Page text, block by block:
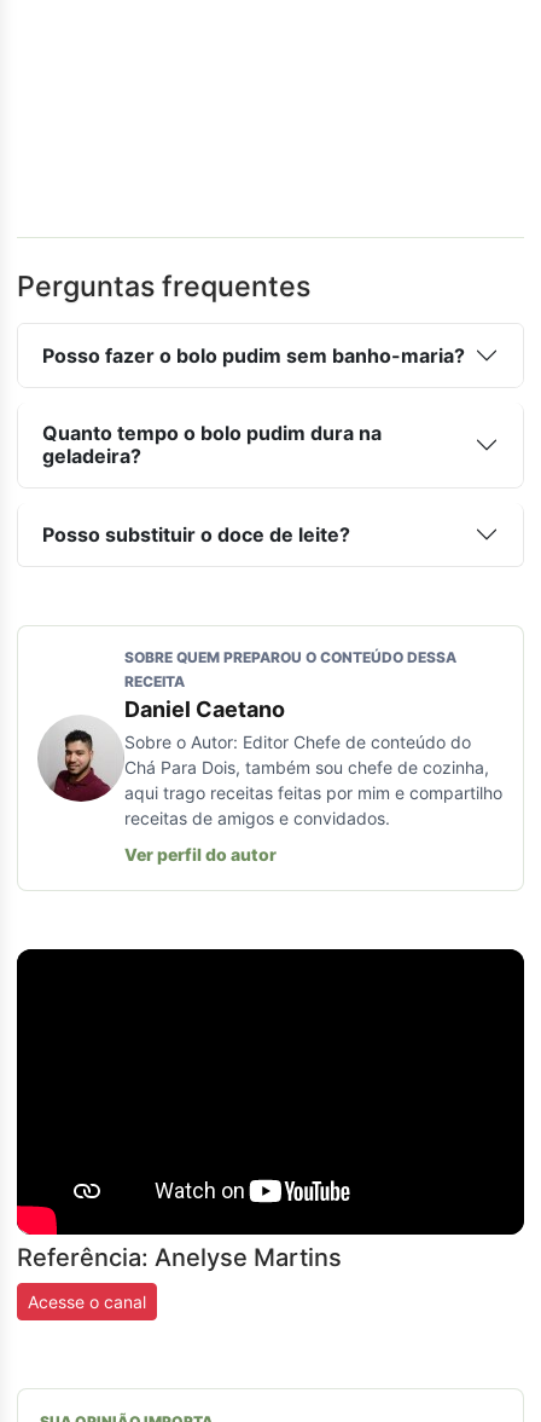
Perguntas frequentes
Posso fazer o bolo pudim sem banho-maria?
Quanto tempo o bolo pudim dura na
geladeira?
Posso substituir o doce de leite?
SOBRE QUEM PREPAROU O CONTEÚDO DESSA
RECEITA
Daniel Caetano
Sobre o Autor: Editor Chefe de conteúdo do
Chá Para Dois, também sou chefe de cozinha,
aqui trago receitas feitas por mim e compartilho
receitas de amigos e convidados.
Ver perfil do autor
Referência: Anelyse Martins
Acesse o canal